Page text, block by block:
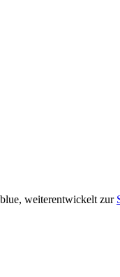
weiterentwickelt zur